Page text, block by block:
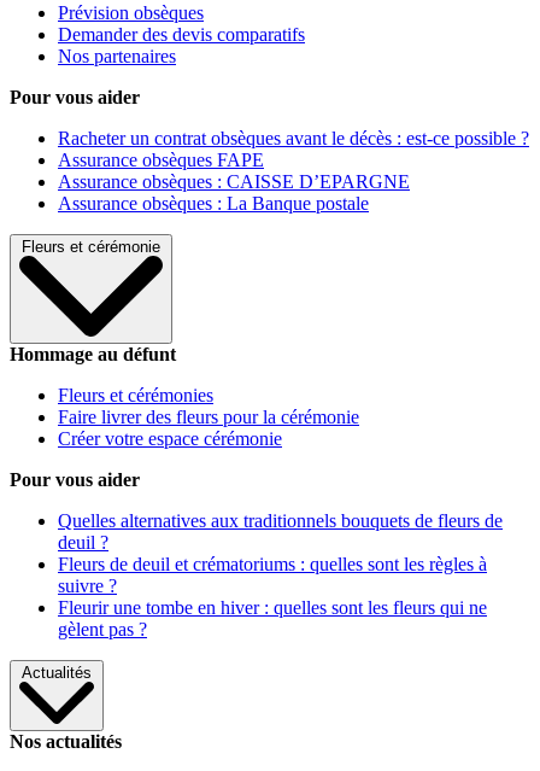
Prévision obsèques
Demander des devis comparatifs
Nos partenaires
Pour vous aider
Racheter un contrat obsèques avant le décès : est-ce possible ?
Assurance obsèques FAPE
Assurance obsèques : CAISSE D’EPARGNE
Assurance obsèques : La Banque postale
Fleurs et cérémonie
Hommage au défunt
Fleurs et cérémonies
Faire livrer des fleurs pour la cérémonie
Créer votre espace cérémonie
Pour vous aider
Quelles alternatives aux traditionnels bouquets de fleurs de
deuil ?
Fleurs de deuil et crématoriums : quelles sont les règles à
suivre ?
Fleurir une tombe en hiver : quelles sont les fleurs qui ne
gèlent pas ?
Actualités
Nos actualités